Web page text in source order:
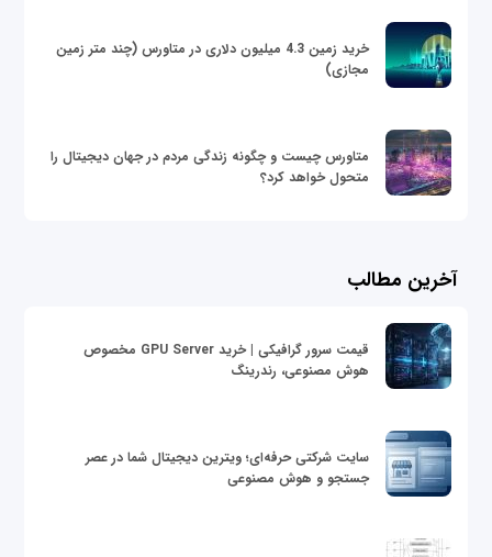
خرید زمین 4.3 میلیون دلاری در متاورس (چند متر زمین
مجازی)
متاورس چیست و چگونه زندگی مردم در جهان دیجیتال را
متحول خواهد کرد؟
آخرین مطالب
قیمت سرور گرافیکی | خرید GPU Server مخصوص
هوش مصنوعی، رندرینگ
سایت شرکتی حرفه‌ای؛ ویترین دیجیتال شما در عصر
جستجو و هوش مصنوعی